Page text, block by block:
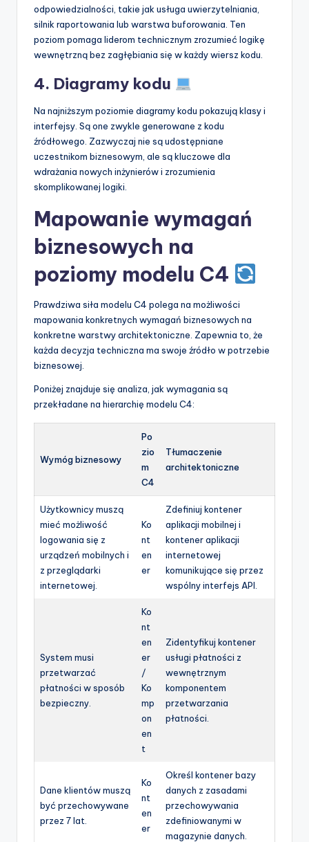
odpowiedzialności, takie jak usługa uwierzytelniania,
silnik raportowania lub warstwa buforowania. Ten
poziom pomaga liderom technicznym zrozumieć logikę
wewnętrzną bez zagłębiania się w każdy wiersz kodu.
4. Diagramy kodu
Na najniższym poziomie diagramy kodu pokazują klasy i
interfejsy. Są one zwykle generowane z kodu
źródłowego. Zazwyczaj nie są udostępniane
uczestnikom biznesowym, ale są kluczowe dla
wdrażania nowych inżynierów i zrozumienia
skomplikowanej logiki.
Mapowanie wymagań
biznesowych na
poziomy modelu C4
Prawdziwa siła modelu C4 polega na możliwości
mapowania konkretnych wymagań biznesowych na
konkretne warstwy architektoniczne. Zapewnia to, że
każda decyzja techniczna ma swoje źródło w potrzebie
biznesowej.
Poniżej znajduje się analiza, jak wymagania są
przekładane na hierarchię modelu C4:
Wymóg biznesowy
Po
zio
m
C4
Tłumaczenie
architektoniczne
Użytkownicy muszą
mieć możliwość
logowania się z
urządzeń mobilnych i
z przeglądarki
internetowej.
Ko
nt
en
er
Zdefiniuj kontener
aplikacji mobilnej i
kontener aplikacji
internetowej
komunikujące się przez
wspólny interfejs API.
System musi
przetwarzać
płatności w sposób
bezpieczny.
Ko
nt
en
er
/
Ko
mp
on
en
t
Zidentyfikuj kontener
usługi płatności z
wewnętrznym
komponentem
przetwarzania
płatności.
Dane klientów muszą
być przechowywane
przez 7 lat.
Ko
nt
en
er
Określ kontener bazy
danych z zasadami
przechowywania
zdefiniowanymi w
magazynie danych.